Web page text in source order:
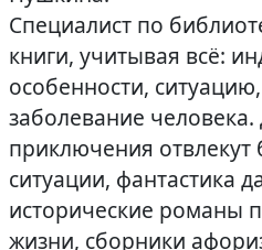
Специалист по
книги, учитывая всё:
особенности,
заболевание
приключения отвлекут
ситуации, фантастика
исторические романы
жизни, сборники